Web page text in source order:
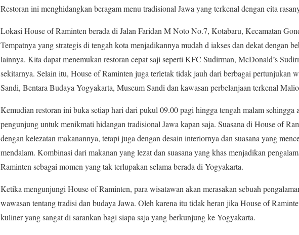
Restoran ini menghidangkan beragam menu tradisional Jawa yang terkenal dengan cita
Lokasi House of Raminten berada di Jalan Faridan M Noto No.7, Kotabaru, Kecamatan
Tempatnya yang strategis di tengah kota menjadikannya mudah d iakses dan dekat dengan
lainnya. Kita dapat menemukan restoran cepat saji seperti KFC Sudirman, McDonald’s
sekitarnya. Selain itu, House of Raminten juga terletak tidak jauh dari berbagai pertunjukan
Sandi, Bentara Budaya Yogyakarta, Museum Sandi dan kawasan perbelanjaan terkenal
Kemudian restoran ini buka setiap hari dari pukul 09.00 pagi hingga tengah malam sehingga
pengunjung untuk menikmati hidangan tradisional Jawa kapan saja. Suasana di House of
dengan kelezatan makanannya, tetapi juga dengan desain interiornya dan suasana yang
mendalam. Kombinasi dari makanan yang lezat dan suasana yang khas menjadikan
Raminten sebagai momen yang tak terlupakan selama berada di Yogyakarta.
Ketika mengunjungi House of Raminten, para wisatawan akan merasakan sebuah
wawasan tentang tradisi dan budaya Jawa. Oleh karena itu tidak heran jika House of
kuliner yang sangat di sarankan bagi siapa saja yang berkunjung ke Yogyakarta.